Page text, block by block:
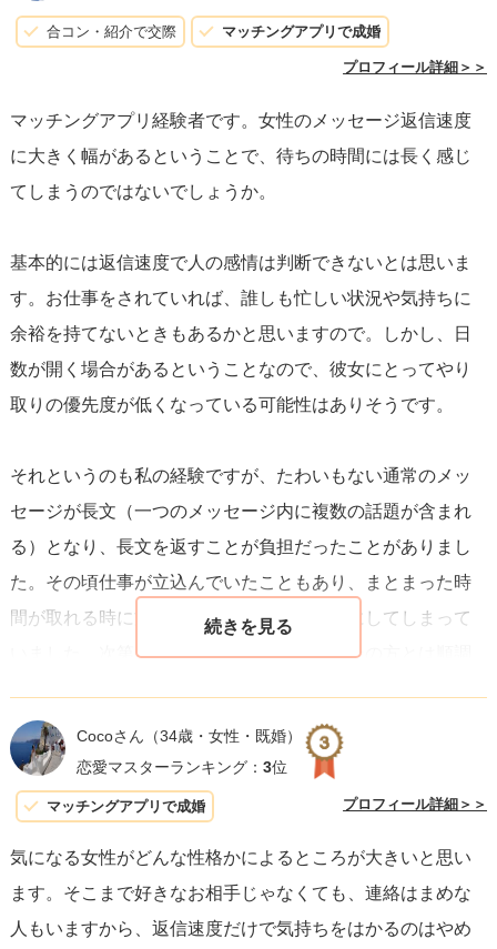
ためのプロセスでもあります。焦らず、一歩一歩相手との
合コン・紹介で交際 マッチングアプリで成婚
プロフィール詳細＞＞
マッチングアプリ経験者です。女性のメッセージ返信速度
に大きく幅があるということで、待ちの時間には長く感じ
てしまうのではないでしょうか。
基本的には返信速度で人の感情は判断できないとは思いま
す。お仕事をされていれば、誰しも忙しい状況や気持ちに
余裕を持てないときもあるかと思いますので。しかし、日
数が開く場合があるということなので、彼女にとってやり
取りの優先度が低くなっている可能性はありそうです。
それというのも私の経験ですが、たわいもない通常のメッ
セージが長文（一つのメッセージ内に複数の話題が含まれ
る）となり、長文を返すことが負担だったことがありまし
た。その頃仕事が立込んでいたこともあり、まとまった時
間が取れる時に文章を作るつもりで後回しにしてしまって
いました。次第にやり取りは減っていき、その方とは順調
お二人のメッセージのやり取りには当てはまらないかもし
れませんが、このようなケースもあるかと思いました。現
間が取れる時に返信をしようとして日数が開いてしまって
いるのかもしれません。やり取りで負担になっていること
がないか、もしありそうな場合には負担を軽減できない
Cocoさん （34歳・女性・既婚）
恋愛マスターランキング： 3位
マッチングアプリで成婚 プロフィール詳細＞＞
気になる女性がどんな性格かによるところが大きいと思い
ます。そこまで好きなお相手じゃなくても、連絡はまめな
人もいますから、返信速度だけで気持ちをはかるのはやめ